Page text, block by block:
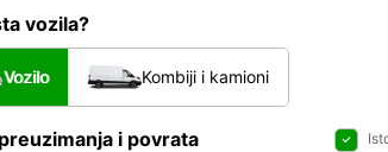
vozila?
Vozilo Kombiji i kamioni
i povrata